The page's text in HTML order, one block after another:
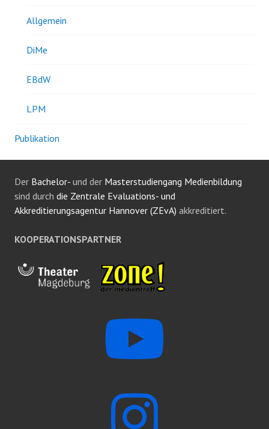
Allgemein
DiMe
EBdW
LPM
Publikation
Der Bachelor- und der Masterstudiengang Medienbildung
sind durch die Zentrale Evaluations- und
Akkreditierungsagentur Hannover (ZEvA) akkreditiert.
KOOPERATIONSPARTNER